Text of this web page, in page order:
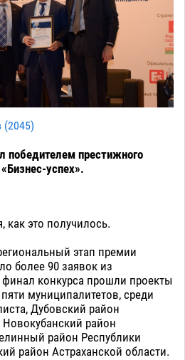
(2045)
победителем престижного
успех».
это получилось.
этап премии
более 90 заявок из
финал конкурса прошли проекты
муниципалитетов, среди
Дубовский район
Новокубанский район
район Республики
район Астраханской области.